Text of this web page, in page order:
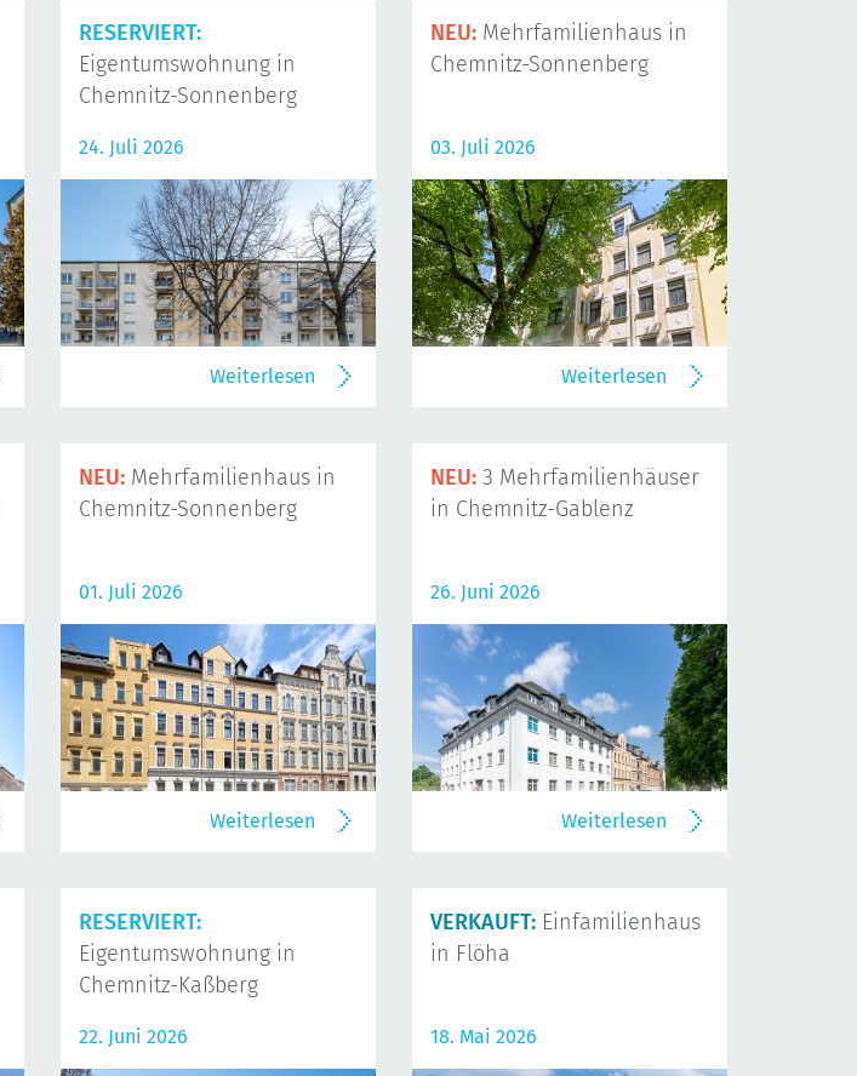
RESERVIERT:
Eigentumswohnung in
Chemnitz-Sonnenberg
24. Juli 2026
Weiterlesen
NEU: Mehrfamilienhaus in
Chemnitz-Sonnenberg
03. Juli 2026
Weiterlesen
NEU: Mehrfamilienhaus in
Chemnitz-Sonnenberg
01. Juli 2026
Weiterlesen
NEU: 3 Mehrfamilienhäuser
in Chemnitz-Gablenz
26. Juni 2026
Weiterlesen
RESERVIERT:
Eigentumswohnung in
Chemnitz-Kaßberg
22. Juni 2026
VERKAUFT: Einfamilienhaus
in Flöha
18. Mai 2026